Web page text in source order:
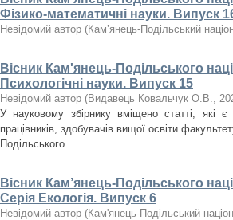
Фізико-математичні науки. Випуск
Невідомий автор (Кам’янець-Подільський
Вісник Кам'янець-Подільського
Психологічні науки. Випуск 15
Невідомий автор (Видавець Ковальчук О.В.,
У науковому збірнику вміщено статті, які є
працівників, здобувачів вищої освіти
Подільського ...
Вісник Кам’янець-Подільського
Серія Екологія. Випуск 6
Невідомий автор (Кам'янець-Подільський